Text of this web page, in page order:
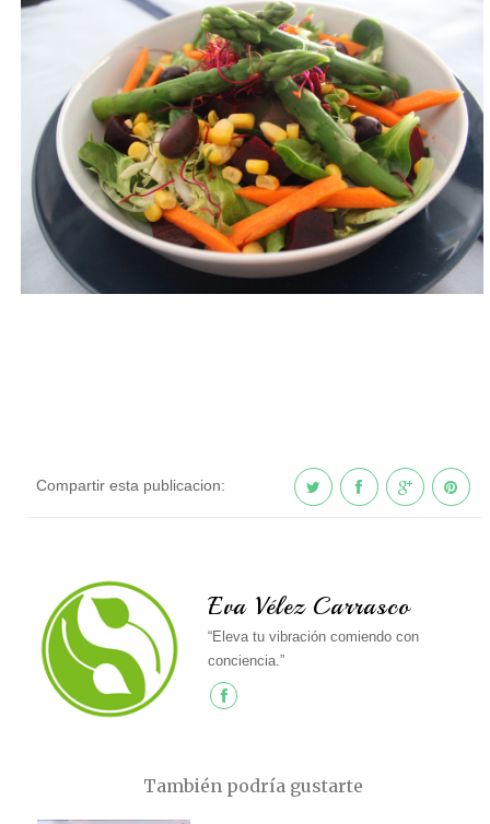
COCINA
RECETAS
EL VERGEL
VARIOS
Compartir esta publicacion:
Eva Vélez Carrasco
“Eleva tu vibración comiendo con
conciencia.”
También podría gustarte